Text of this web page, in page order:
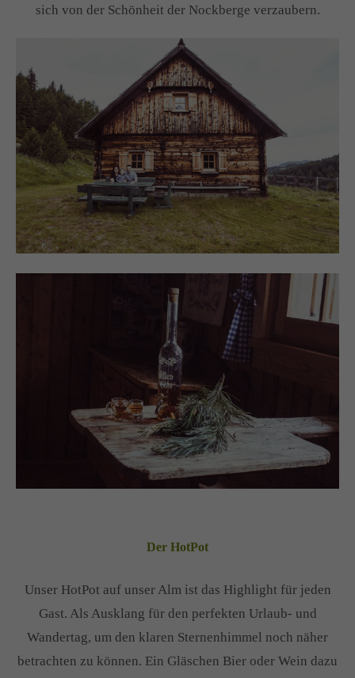
sich von der Schönheit der Nockberge verzaubern.
Der HotPot
Unser HotPot auf unser Alm ist das Highlight für jeden
Gast. Als Ausklang für den perfekten Urlaub- und
Wandertag, um den klaren Sternenhimmel noch näher
betrachten zu können. Ein Gläschen Bier oder Wein dazu